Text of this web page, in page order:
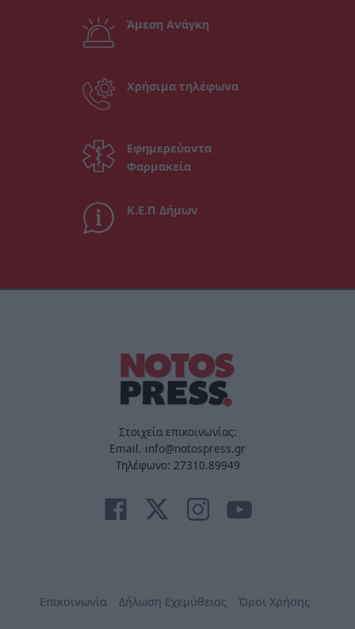
Άμεση Ανάγκη
Χρήσιμα τηλέφωνα
Εφημερεύοντα
Φαρμακεία
Κ.Ε.Π Δήμων
Στοιχεία επικοινωνίας:
Email. info@notospress.gr
Τηλέφωνο: 27310.89949
Επικοινωνία Δήλωση Εχεμύθειας Όροι Χρήσης